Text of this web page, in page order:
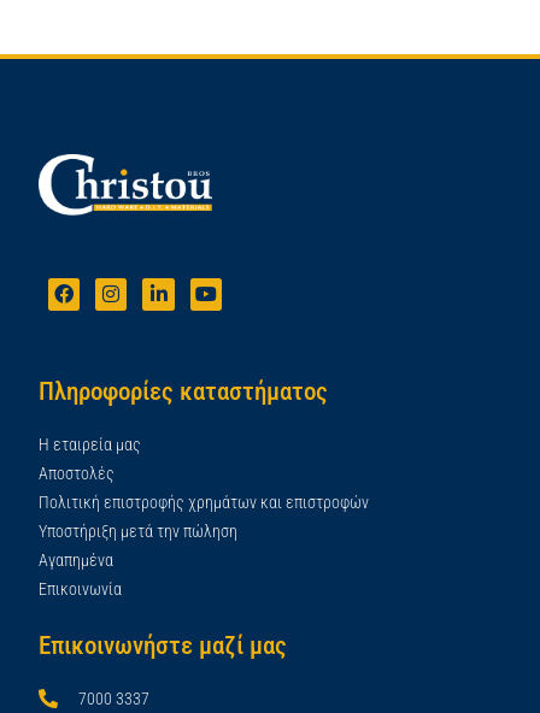
Πληροφορίες καταστήματος
Η εταιρεία μας
Αποστολές
Πολιτική επιστροφής χρημάτων και επιστροφών
Υποστήριξη μετά την πώληση
Αγαπημένα
Επικοινωνία
Επικοινωνήστε μαζί μας
7000 3337